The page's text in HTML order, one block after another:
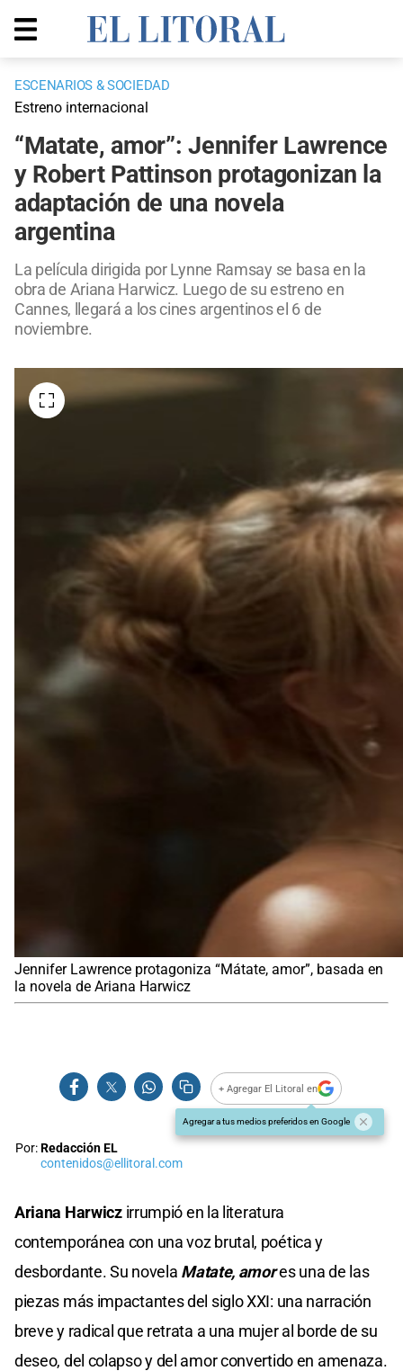
ESCENARIOS & SOCIEDAD
Estreno internacional
“Matate, amor”: Jennifer Lawrence
y Robert Pattinson protagonizan la
adaptación de una novela
argentina
La película dirigida por Lynne Ramsay se basa en la
obra de Ariana Harwicz. Luego de su estreno en
Cannes, llegará a los cines argentinos el 6 de
noviembre.
Jennifer Lawrence protagoniza “Mátate, amor”, basada en
la novela de Ariana Harwicz
+ Agregar El Litoral en
Agregar a tus medios preferidos en Google
Por:Redacción EL
contenidos@ellitoral.com
Ariana Harwiczirrumpió en la literatura
contemporánea con una voz brutal, poética y
desbordante. Su novela Matate, amores una de las
piezas más impactantes del siglo XXI: una narración
breve y radical que retrata a una mujer al borde de su
deseo, del colapso y del amor convertido en amenaza.